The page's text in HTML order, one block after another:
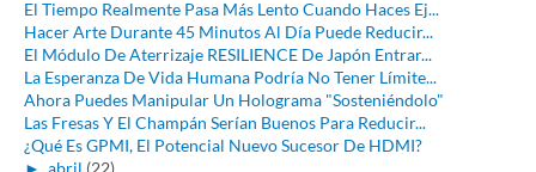
El Tiempo Realmente Pasa Más Lento Cuando Haces Ej...
Hacer Arte Durante 45 Minutos Al Día Puede Reducir...
El Módulo De Aterrizaje RESILIENCE De Japón Entrar...
La Esperanza De Vida Humana Podría No Tener Límite...
Ahora Puedes Manipular Un Holograma "Sosteniéndolo"
Las Fresas Y El Champán Serían Buenos Para Reducir...
¿Qué Es GPMI, El Potencial Nuevo Sucesor De HDMI?